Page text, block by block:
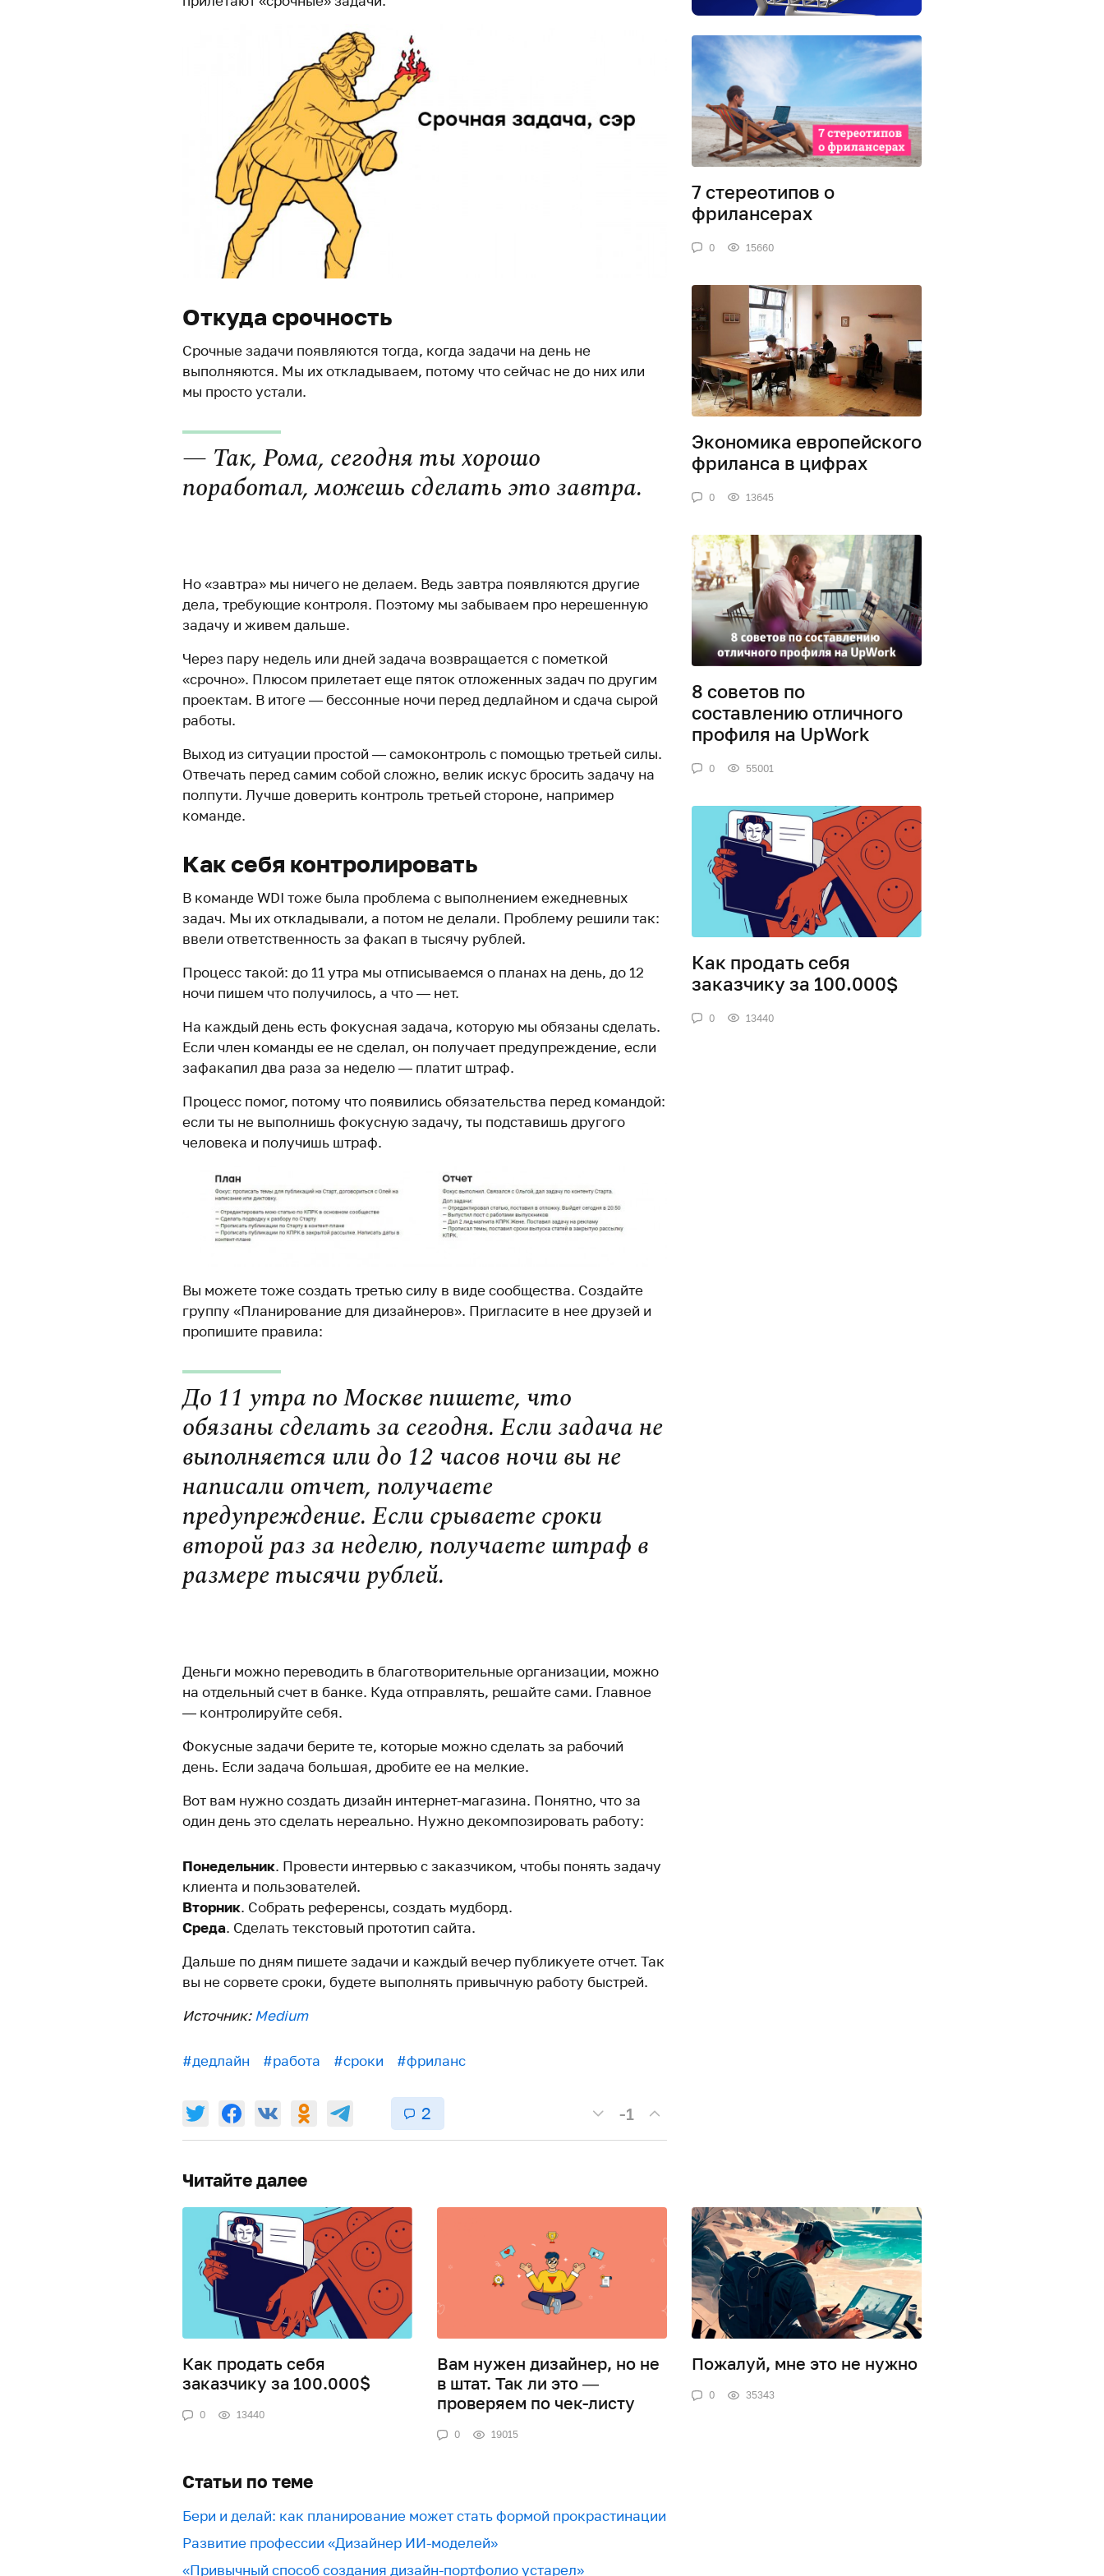
Откуда срочность
Срочные задачи появляются тогда, когда задачи на день не
выполняются. Мы их откладываем, потому что сейчас не до них или
мы просто устали.
— Так, Рома, сегодня ты хорошо
поработал, можешь сделать это завтра.
Но «завтра» мы ничего не делаем. Ведь завтра появляются другие
дела, требующие контроля. Поэтому мы забываем про нерешенную
задачу и живем дальше.
Через пару недель или дней задача возвращается с пометкой
«срочно». Плюсом прилетает еще пяток отложенных задач по другим
проектам. В итоге — бессонные ночи перед дедлайном и сдача сырой
работы.
Выход из ситуации простой — самоконтроль с помощью третьей силы.
Отвечать перед самим собой сложно, велик искус бросить задачу на
полпути. Лучше доверить контроль третьей стороне, например
команде.
Как себя контролировать
В команде WDI тоже была проблема с выполнением ежедневных
задач. Мы их откладывали, а потом не делали. Проблему решили так:
ввели ответственность за факап в тысячу рублей.
Процесс такой: до 11 утра мы отписываемся о планах на день, до 12
ночи пишем что получилось, а что — нет.
На каждый день есть фокусная задача, которую мы обязаны сделать.
Если член команды ее не сделал, он получает предупреждение, если
зафакапил два раза за неделю — платит штраф.
Процесс помог, потому что появились обязательства перед командой:
если ты не выполнишь фокусную задачу, ты подставишь другого
человека и получишь штраф.
Вы можете тоже создать третью силу в виде сообщества. Создайте
группу «Планирование для дизайнеров». Пригласите в нее друзей и
пропишите правила:
До 11 утра по Москве пишете, что
обязаны сделать за сегодня. Если задача не
выполняется или до 12 часов ночи вы не
написали отчет, получаете
предупреждение. Если срываете сроки
второй раз за неделю, получаете штраф в
размере тысячи рублей.
Деньги можно переводить в благотворительные организации, можно
на отдельный счет в банке. Куда отправлять, решайте сами. Главное
— контролируйте себя.
Фокусные задачи берите те, которые можно сделать за рабочий
день. Если задача большая, дробите ее на мелкие.
Вот вам нужно создать дизайн интернет-магазина. Понятно, что за
один день это сделать нереально. Нужно декомпозировать работу:
Понедельник. Провести интервью с заказчиком, чтобы понять задачу
клиента и пользователей.
Вторник. Собрать референсы, создать мудборд.
Среда. Сделать текстовый прототип сайта.
Дальше по дням пишете задачи и каждый вечер публикуете отчет. Так
вы не сорвете сроки, будете выполнять привычную работу быстрей.
Источник: Medium
#дедлайн #работа #сроки #фриланс
2 -1
7 стереотипов о
фрилансерах
0 15660
Экономика европейского
фриланса в цифрах
0 13645
8 советов по
составлению отличного
профиля на UpWork
0 55001
Как продать себя
заказчику за 100.000$
0 13440
Читайте далее
Как продать себя
заказчику за 100.000$
0 13440
Вам нужен дизайнер, но не
в штат. Так ли это —
проверяем по чек-листу
0 19015
Пожалуй, мне это не нужно
0 35343
Статьи по теме
Бери и делай: как планирование может стать формой прокрастинации
Развитие профессии «Дизайнер ИИ-моделей»
«Привычный способ создания дизайн-портфолио устарел»